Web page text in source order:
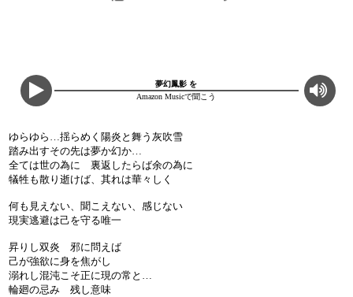
夢幻鳳影 を
Amazon Musicで聞こう
ゆらゆら…揺らめく陽炎と舞う灰吹雪
踏み出すその先は夢か幻か…
全ては世の為に 裏返したらば余の為に
犠牲も散り逝けば、其れは華々しく
何も見えない、聞こえない、感じない
現実逃避は己を守る唯一
昇りし双炎 邪に問えば
己が強欲に身を焦がし
溺れし混沌こそ正に現の常と…
輪廻の忌み 残し意味